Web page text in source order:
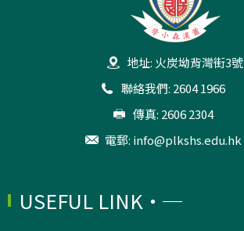
地址: 火炭坳背灣街3號
聯絡我們: 2604 1966
傳真: 2606 2304
電郵: info@plkshs.edu.hk
USEFUL LINK